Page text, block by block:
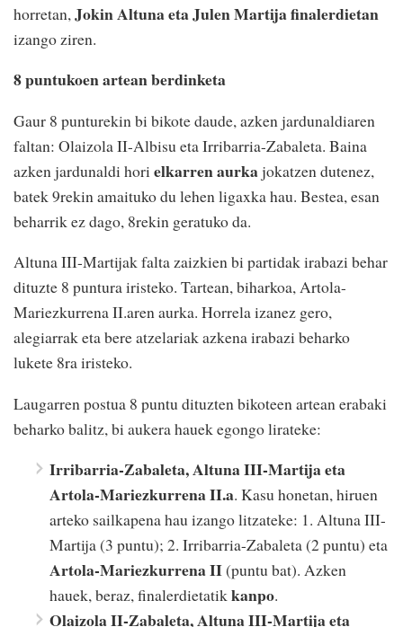
horretan, Jokin Altuna eta Julen Martija finalerdietan
izango ziren.
8 puntukoen artean berdinketa
Gaur 8 punturekin bi bikote daude, azken jardunaldiaren
faltan: Olaizola II-Albisu eta Irribarria-Zabaleta. Baina
azken jardunaldi hori elkarren aurkajokatzen dutenez,
batek 9rekin amaituko du lehen ligaxka hau. Bestea, esan
beharrik ez dago, 8rekin geratuko da.
Altuna III-Martijak falta zaizkien bi partidak irabazi behar
dituzte 8 puntura iristeko. Tartean, biharkoa, Artola-
Mariezkurrena II.aren aurka. Horrela izanez gero,
alegiarrak eta bere atzelariak azkena irabazi beharko
lukete 8ra iristeko.
Laugarren postua 8 puntu dituzten bikoteen artean erabaki
beharko balitz, bi aukera hauek egongo lirateke:
Irribarria-Zabaleta, Altuna III-Martija eta
Artola-Mariezkurrena II.a. Kasu honetan, hiruen
arteko sailkapena hau izango litzateke: 1. Altuna III-
Martija (3 puntu); 2. Irribarria-Zabaleta (2 puntu) eta
Artola-Mariezkurrena II(puntu bat). Azken
hauek, beraz, finalerdietatikkanpo.
Olaizola II-Zabaleta, Altuna III-Martija eta